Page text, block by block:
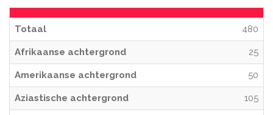
Totaal 480
Afrikaanse achtergrond 25
Amerikaanse achtergrond 50
Aziastische achtergrond 105